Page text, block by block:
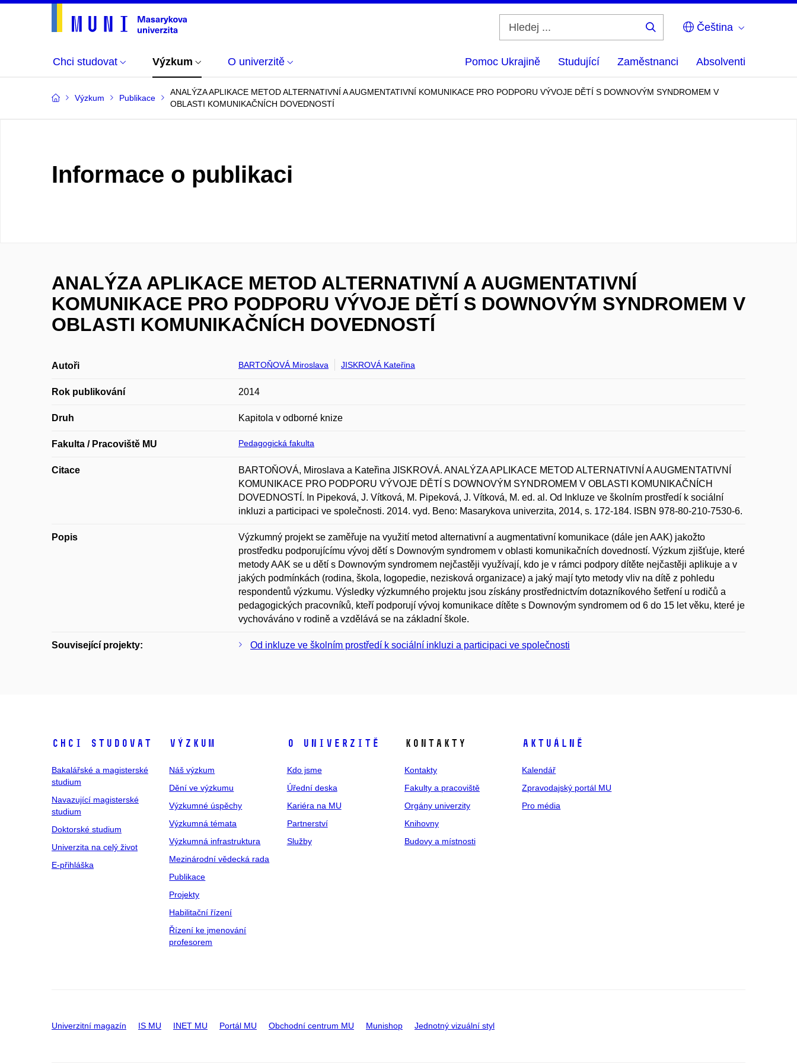
Čeština
Chci studovat Výzkum O univerzitě Pomoc Ukrajině Studující Zaměstnanci Absolventi
Výzkum Publikace
ANALÝZA APLIKACE METOD ALTERNATIVNÍ A AUGMENTATIVNÍ KOMUNIKACE PRO PODPORU VÝVOJE DĚTÍ S DOWNOVÝM SYNDROMEM V
OBLASTI KOMUNIKAČNÍCH DOVEDNOSTÍ
Informace o publikaci
ANALÝZA APLIKACE METOD ALTERNATIVNÍ A AUGMENTATIVNÍ
KOMUNIKACE PRO PODPORU VÝVOJE DĚTÍ S DOWNOVÝM SYNDROMEM V
OBLASTI KOMUNIKAČNÍCH DOVEDNOSTÍ
Autoři BARTOŇOVÁ Miroslava JISKROVÁ Kateřina
Rok publikování 2014
Druh Kapitola v odborné knize
Fakulta / Pracoviště MU Pedagogická fakulta
Citace
BARTOŇOVÁ, Miroslava a Kateřina JISKROVÁ. ANALÝZA APLIKACE METOD ALTERNATIVNÍ A AUGMENTATIVNÍ
KOMUNIKACE PRO PODPORU VÝVOJE DĚTÍ S DOWNOVÝM SYNDROMEM V OBLASTI KOMUNIKAČNÍCH
DOVEDNOSTÍ. In Pipeková, J. Vítková, M. Pipeková, J. Vítková, M. ed. al. Od Inkluze ve školním prostředí k sociální
inkluzi a participaci ve společnosti. 2014. vyd. Beno: Masarykova univerzita, 2014, s. 172-184. ISBN 978-80-210-7530-6.
Popis
Výzkumný projekt se zaměřuje na využití metod alternativní a augmentativní komunikace (dále jen AAK) jakožto
prostředku podporujícímu vývoj dětí s Downovým syndromem v oblasti komunikačních dovedností. Výzkum zjišťuje, které
metody AAK se u dětí s Downovým syndromem nejčastěji využívají, kdo je v rámci podpory dítěte nejčastěji aplikuje a v
jakých podmínkách (rodina, škola, logopedie, nezisková organizace) a jaký mají tyto metody vliv na dítě z pohledu
respondentů výzkumu. Výsledky výzkumného projektu jsou získány prostřednictvím dotazníkového šetření u rodičů a
pedagogických pracovníků, kteří podporují vývoj komunikace dítěte s Downovým syndromem od 6 do 15 let věku, které je
vychováváno v rodině a vzdělává se na základní škole.
Související projekty: Od inkluze ve školním prostředí k sociální inkluzi a participaci ve společnosti
Chci studovat
Bakalářské a magisterské
studium
Navazující magisterské
studium
Doktorské studium
Univerzita na celý život
E-přihláška
Výzkum
Náš výzkum
Dění ve výzkumu
Výzkumné úspěchy
Výzkumná témata
Výzkumná infrastruktura
Mezinárodní vědecká rada
Publikace
Projekty
Habilitační řízení
Řízení ke jmenování
profesorem
O univerzitě
Kdo jsme
Úřední deska
Kariéra na MU
Partnerství
Služby
Kontakty
Kontakty
Fakulty a pracoviště
Orgány univerzity
Knihovny
Budovy a místnosti
Aktuálně
Kalendář
Zpravodajský portál MU
Pro média
Univerzitní magazín IS MU INET MU Portál MU Obchodní centrum MU Munishop Jednotný vizuální styl